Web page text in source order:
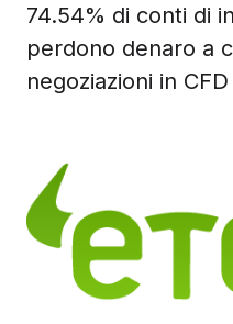
74.54% di conti di
perdono denaro a
negoziazioni in